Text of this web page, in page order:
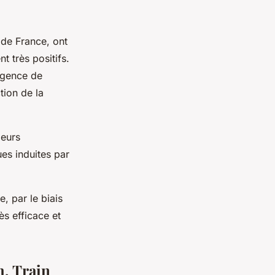
France, ont
très positifs.
de
de la
induites par
par le biais
efficace et
Train